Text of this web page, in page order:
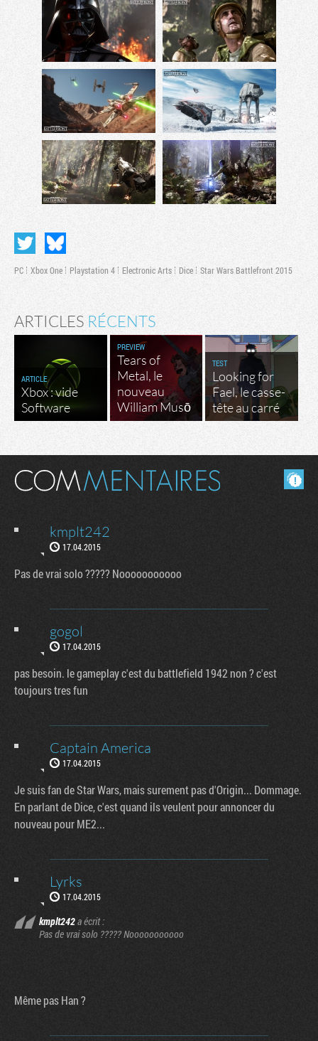
PC Xbox One Playstation 4 Electronic Arts Dice Star Wars Battlefront 2015
ARTICLES RÉCENTS
ARTICLE
Xbox : vide
Software
PREVIEW
Tears of
Metal, le
nouveau
William Musō
TEST
Looking for
Fael, le casse-
tête au carré
Masquer les commentaires lus.
kmplt242
17.04.2015
Pas de vrai solo ????? Nooooooooooo
gogol
17.04.2015
pas besoin. le gameplay c'est du battlefield 1942 non ? c'est
toujours tres fun
Captain America
17.04.2015
Je suis fan de Star Wars, mais surement pas d'Origin... Dommage.
En parlant de Dice, c'est quand ils veulent pour annoncer du
nouveau pour ME2...
Lyrks
17.04.2015
kmplt242a écrit :
Pas de vrai solo ????? Nooooooooooo
Même pas Han ?